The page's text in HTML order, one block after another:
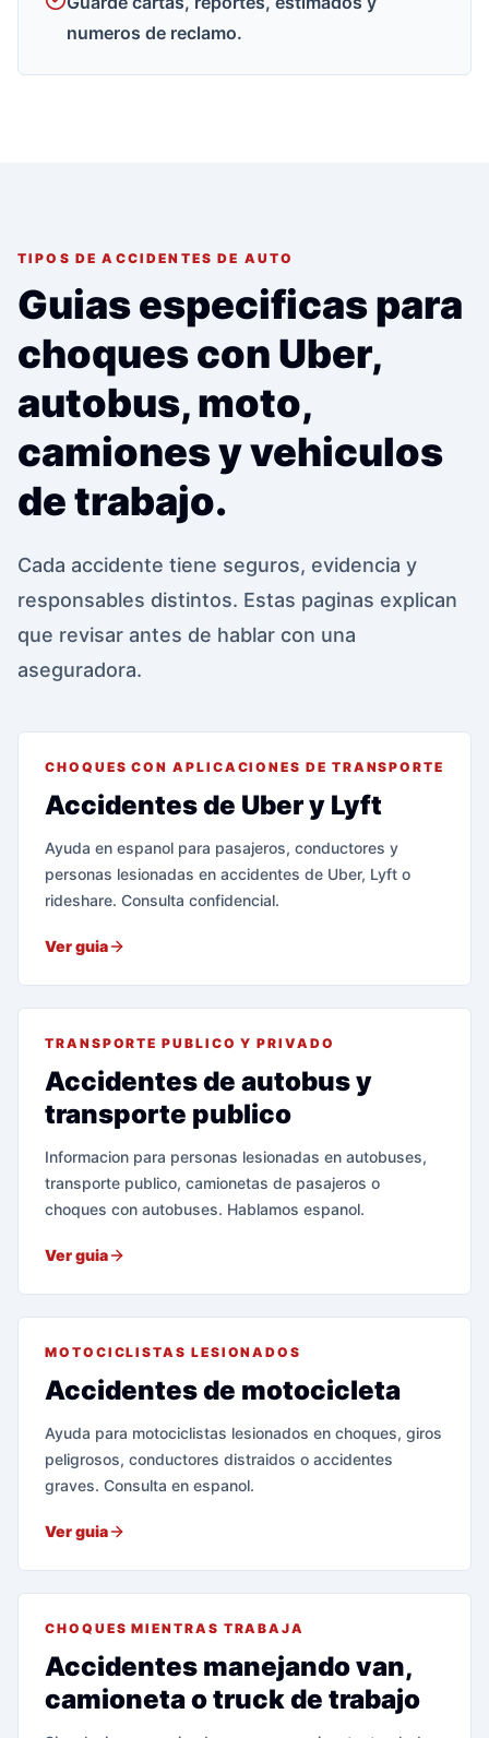
numeros de reclamo.
TIPOS DE ACCIDENTES DE AUTO
Guias especificas para
choques con Uber,
autobus, moto,
camiones y vehiculos
de trabajo.
Cada accidente tiene seguros, evidencia y
responsables distintos. Estas paginas explican
que revisar antes de hablar con una
aseguradora.
CHOQUES CON APLICACIONES DE TRANSPORTE
Accidentes de Uber y Lyft
Ayuda en espanol para pasajeros, conductores y
personas lesionadas en accidentes de Uber, Lyft o
rideshare. Consulta confidencial.
Ver guia
TRANSPORTE PUBLICO Y PRIVADO
Accidentes de autobus y
transporte publico
Informacion para personas lesionadas en autobuses,
transporte publico, camionetas de pasajeros o
choques con autobuses. Hablamos espanol.
Ver guia
MOTOCICLISTAS LESIONADOS
Accidentes de motocicleta
Ayuda para motociclistas lesionados en choques, giros
peligrosos, conductores distraidos o accidentes
graves. Consulta en espanol.
Ver guia
CHOQUES MIENTRAS TRABAJA
Accidentes manejando van,
camioneta o truck de trabajo